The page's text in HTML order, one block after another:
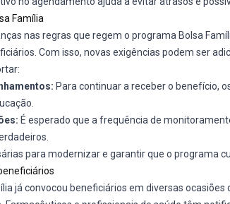
Família
nas regras que regem o programa Bolsa
Com isso, novas exigências podem ser
Para continuar a receber o benefício,
É esperado que a frequência de
para modernizar e garantir que o programa
já convocou beneficiários em diversas